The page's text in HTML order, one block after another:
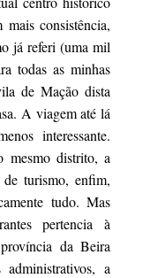
consistência,
já referi (uma mil
todas as minhas
de Mação dista
A viagem até lá
interessante.
mesmo distrito, a
de turismo, enfim,
tudo. Mas
pertencia à
da Beira
a